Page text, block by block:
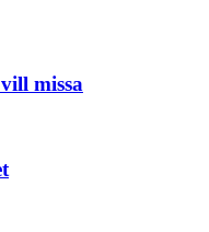
missa